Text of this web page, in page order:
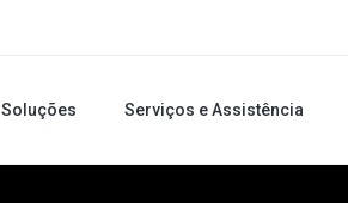
Soluções Serviços e Assistência